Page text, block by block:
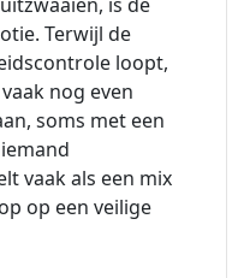
Terwijl de
loopt,
nog even
soms met een
vaak als een mix
op een veilige